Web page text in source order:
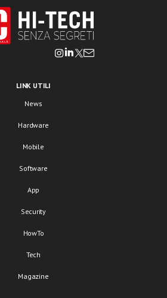
LINK UTILI
News
Hardware
Mobile
Software
App
Security
HowTo
Tech
Magazine